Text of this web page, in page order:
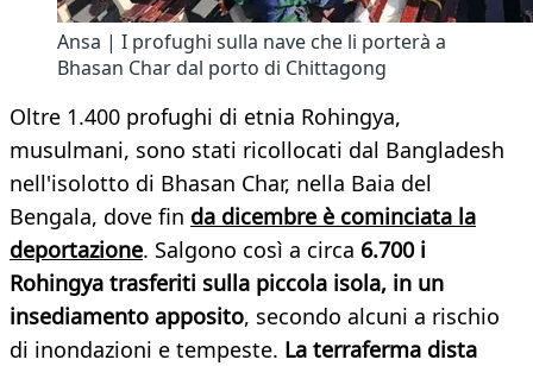
Ansa | I profughi sulla nave che li porterà a
Bhasan Char dal porto di Chittagong
Oltre 1.400 profughi di etnia Rohingya,
musulmani, sono stati ricollocati dal Bangladesh
nell'isolotto di Bhasan Char, nella Baia del
Bengala, dove fin da dicembre è cominciata la
deportazione. Salgono così a circa 6.700 i
Rohingya trasferiti sulla piccola isola, in un
insediamento apposito, secondo alcuni a rischio
di inondazioni e tempeste. La terraferma dista